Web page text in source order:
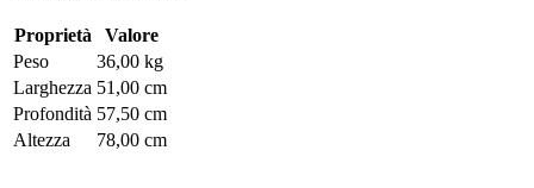
Proprietà
Valore
Peso
36,00 kg
Larghezza 51,00 cm
Profondità 57,50 cm
Altezza
78,00 cm